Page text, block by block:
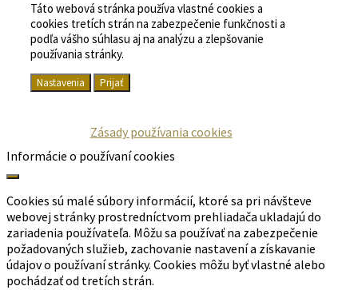
Táto webová stránka používa vlastné cookies a
cookies tretích strán na zabezpečenie funkčnosti a
podľa vášho súhlasu aj na analýzu a zlepšovanie
používania stránky.
Nastavenia Prijať
Zásady používania cookies
Informácie o používaní cookies
Cookies sú malé súbory informácií, ktoré sa pri návšteve
webovej stránky prostredníctvom prehliadača ukladajú do
zariadenia používateľa. Môžu sa používať na zabezpečenie
požadovaných služieb, zachovanie nastavení a získavanie
údajov o používaní stránky. Cookies môžu byť vlastné alebo
pochádzať od tretích strán.